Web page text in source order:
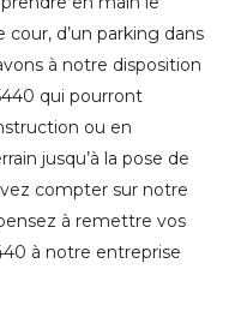
cour, d’un parking dans
à notre disposition
qui pourront
ou en
jusqu’à la pose de
compter sur notre
à remettre vos
à notre entreprise